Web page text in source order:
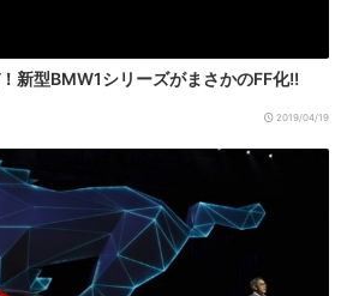
新型BMW1シリーズがまさかのFF化!!
2019/04/19